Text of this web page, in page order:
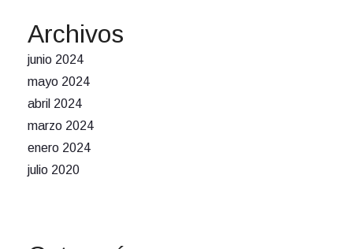
Archivos
junio 2024
mayo 2024
abril 2024
marzo 2024
enero 2024
julio 2020